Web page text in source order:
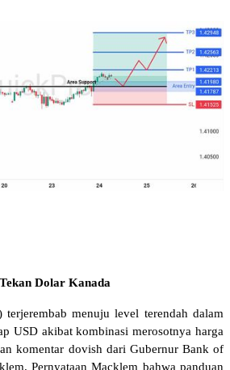
Dolar Kanada
terjerembab menuju level terendah dalam
USD akibat kombinasi merosotnya harga
komentar dovish dari Gubernur Bank of
Pernyataan Macklem bahwa panduan